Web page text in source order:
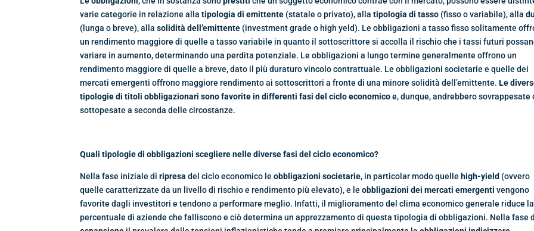
varie categorie in relazione allatipologia di emittente(statale o privato), allatipologia di tasso(fisso o variabile), alla
(lunga o breve), allasolidità dell’emittente(investment grade o high yeld). Le obbligazioni a tasso fisso solitamente
un rendimento maggiore di quelle a tasso variabile in quanto il sottoscrittore si accolla il rischio che i tassi futuri
variare in aumento, determinando una perdita potenziale. Le obbligazioni a lungo termine generalmente offrono un
rendimento maggiore di quelle a breve, dato il più duraturo vincolo contrattuale. Le obbligazioni societarie e quelle dei
mercati emergenti offrono maggiore rendimento ai sottoscrittori a fronte di una minore solidità dell’emittente.Le
tipologie di titoli obbligazionari sono favorite in differenti fasi del ciclo economicoe, dunque, andrebbero sovrappesate
sottopesate a seconda delle circostanze.
Quali tipologie di obbligazioni scegliere nelle diverse fasi del ciclo economico?
Nella fase iniziale diripresa del ciclo economico leobbligazioni societarie, in particolar modo quelle high-yield (ovvero
quelle caratterizzate da un livello di rischio e rendimento più elevato), e leobbligazioni dei mercati emergenti vengono
favorite dagli investitori e tendono a performare meglio. Infatti, il miglioramento del clima economico generale riduce la
percentuale di aziende che falliscono e ciò determina un apprezzamento di questa tipologia di obbligazioni. Nella fase